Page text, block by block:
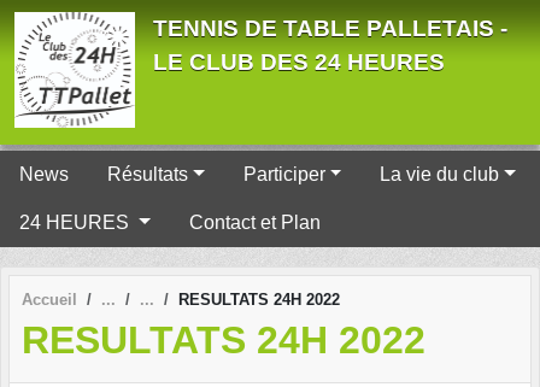
TENNIS DE TABLE PALLETAIS -
LE CLUB DES 24 HEURES
News Résultats Participer La vie du club
24 HEURES Contact et Plan
Accueil RESULTATS 24H 2022
RESULTATS 24H 2022
Panneau de gestion des cookies